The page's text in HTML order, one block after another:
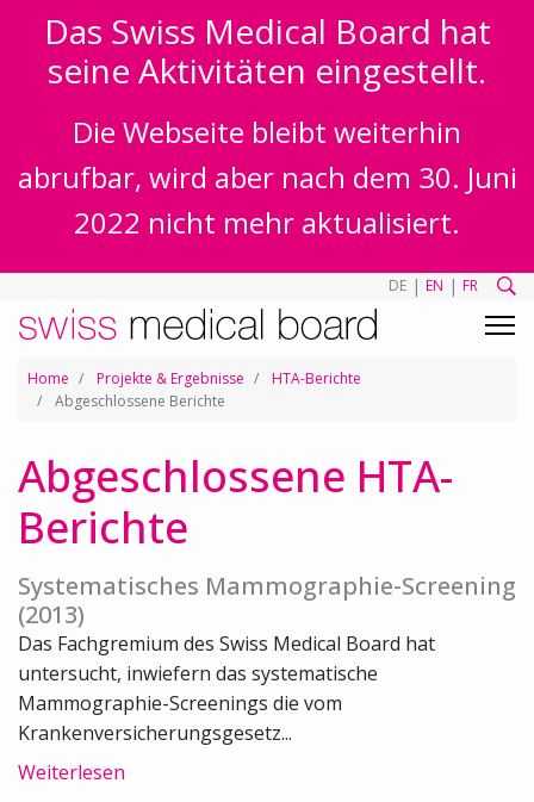
Das Swiss Medical Board hat
seine Aktivitäten eingestellt.
Die Webseite bleibt weiterhin
abrufbar, wird aber nach dem 30. Juni
2022 nicht mehr aktualisiert.
DE | EN | FR
Home Projekte & Ergebnisse
HTA-Berichte
Abgeschlossene Berichte
Abgeschlossene HTA-
Berichte
Systematisches Mammographie-Screening
(2013)
Das Fachgremium des Swiss Medical Board hat
untersucht, inwiefern das systematische
Mammographie-Screenings die vom
Krankenversicherungsgesetz...
Weiterlesen